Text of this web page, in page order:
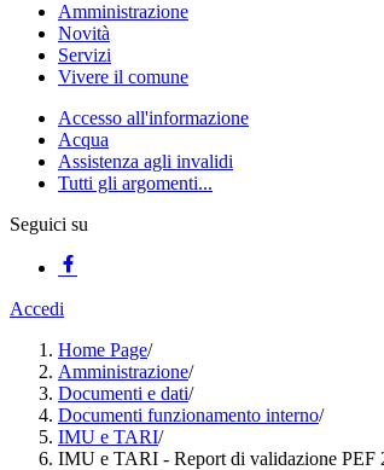
Amministrazione
Novità
Servizi
Vivere il comune
Accesso all'informazione
Acqua
Assistenza agli invalidi
Tutti gli argomenti...
Seguici su
Accedi
Home Page/
Amministrazione/
Documenti e dati/
Documenti funzionamento interno/
IMU e TARI/
IMU e TARI - Report di validazione PEF